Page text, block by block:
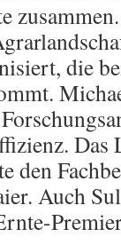
die
Das
den
Auch